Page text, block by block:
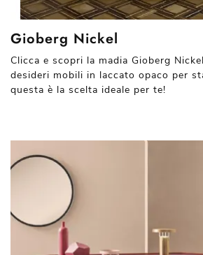
Gioberg Nickel
Clicca e scopri la madia Gioberg
desideri mobili in laccato opaco per
questa è la scelta ideale per te!